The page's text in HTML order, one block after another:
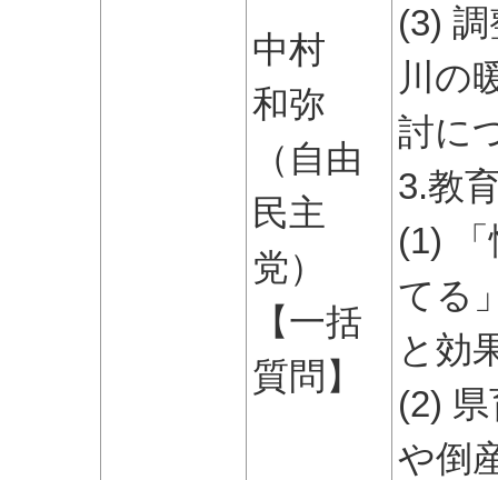
中村
和弥
（自由
民主
党）
【一括
質問】
(3)
川の
討に
3.教
(1)
てる
と効
(2)
や倒